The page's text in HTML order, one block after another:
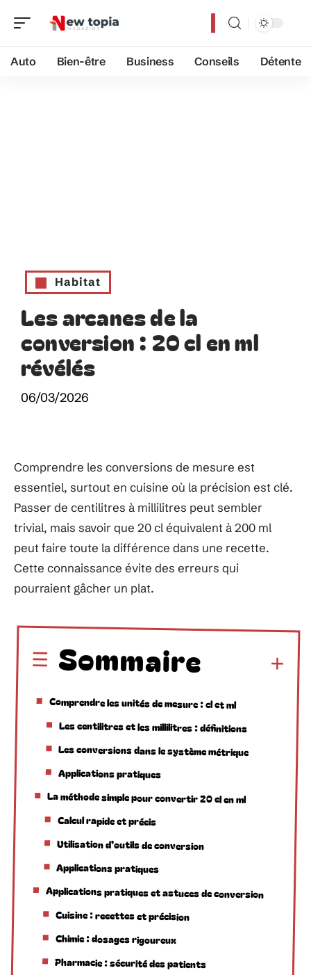
Auto Bien-être Business Conseils Détente
Habitat
Les arcanes de la
conversion : 20 cl en ml
révélés
06/03/2026
Comprendre les conversions de mesure est
essentiel, surtout en cuisine où la précision est clé.
Passer de centilitres à millilitres peut sembler
trivial, mais savoir que 20 cl équivalent à 200 ml
peut faire toute la différence dans une recette.
Cette connaissance évite des erreurs qui
pourraient gâcher un plat.
Sommaire
Comprendre les unités de mesure : cl et ml
Les centilitres et les millilitres : définitions
Les conversions dans le système métrique
Applications pratiques
La méthode simple pour convertir 20 cl en ml
Calcul rapide et précis
Utilisation d’outils de conversion
Applications pratiques
Applications pratiques et astuces de conversion
Cuisine : recettes et précision
Chimie : dosages rigoureux
Pharmacie : sécurité des patients